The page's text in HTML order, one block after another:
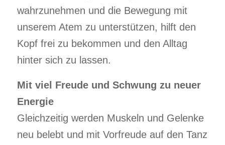
wahrzunehmen und die Bewegung mit
unserem Atem zu unterstützen, hilft den
Kopf frei zu bekommen und den Alltag
hinter sich zu lassen.
Mit viel Freude und Schwung zu neuer
Energie
Gleichzeitig werden Muskeln und Gelenke
neu belebt und mit Vorfreude auf den Tanz